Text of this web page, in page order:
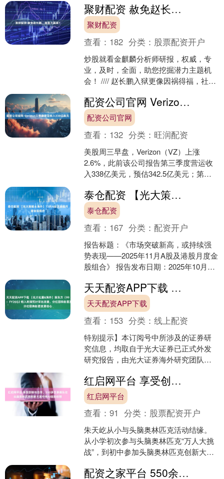
场大范围降雪....
聚财配资 赦免赵长鹏，谁是大赢家？
聚财配资
查看： 182 分类： 股票配资开户
炒股就看金麒麟分析师研报，权威，专
业，及时，全面，助您挖掘潜力主题机
会！ //// 赵长鹏入狱更像因祸得福，社交
长900亿，....
配资公司官网 Verizon三季度营运收入338亿美元
配资公司官网
查看： 132 分类： 旺润配资
美股周三早盘，Verizon（VZ）上涨
2.6%，此前该公司报告第三季度营运收
入338亿美元，预估342.5亿美元；第三
期....
泰仓配资 【光大策略＆海外】11月A股及港股月度金股组合
泰仓配资
查看： 167 分类：配资开户
报告标题：《市场突破新高，或持续强
势表现——2025年11月A股及港股月度金
股组合》 报告发布日期：2025年10月29
S09....
天天配资APP下载 【光大社服&海外】新东方（9901.HK）：FY26Q2 收入利润预计环比改善，分红回购彰显发展信心
天天配资APP下载
查看： 153 分类：线上配资
特别提示】本订阅号中所涉及的证券研
究信息，均取自于光大证券已正式外发
研究报告，由光大证券海外研究团队
大证券专业投资者....
红启网平台 享受创新与合作，550多支参赛队在头脑奥林匹克创新大赛中用AI赋能创想
红启网平台
查看：91 分类： 股票配资开户
朱天屹从小与头脑奥林匹克活动结缘。
从小学初次参与头脑奥林匹克“万人大挑
战”，到初中参加头脑奥林匹克创新大赛
脑奥林匹克决赛结构题....
配资之家平台 550余支参赛队加入！2026年上海头脑奥林匹克创新大赛启幕